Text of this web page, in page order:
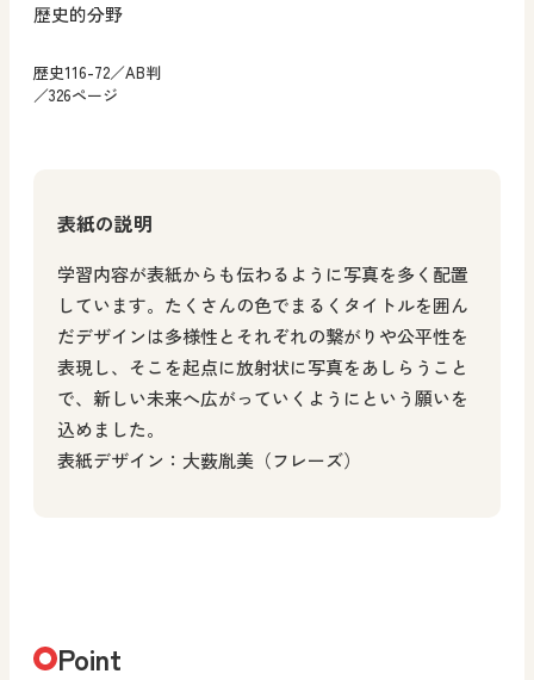
歴史的分野
歴史116-72／AB判
／326ページ
表紙の説明
学習内容が表紙からも伝わるように写真を多く配置
しています。たくさんの色でまるくタイトルを囲ん
だデザインは多様性とそれぞれの繋がりや公平性を
表現し、そこを起点に放射状に写真をあしらうこと
で、新しい未来へ広がっていくようにという願いを
込めました。
表紙デザイン：大薮胤美（フレーズ）
Point